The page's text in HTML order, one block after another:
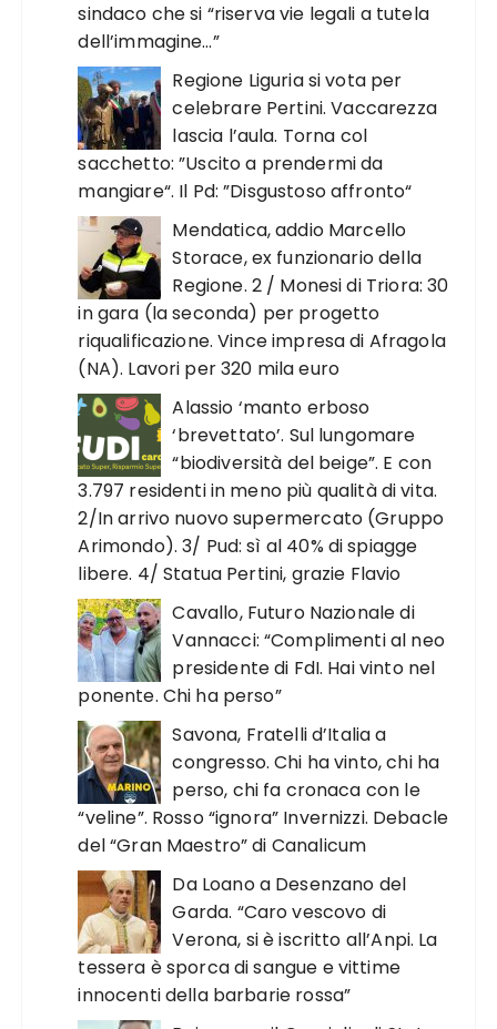
sindaco che si “riserva vie legali a tutela
dell’immagine…”
Regione Liguria si vota per
celebrare Pertini. Vaccarezza
lascia l’aula. Torna col
sacchetto: ”Uscito a prendermi da
mangiare“. Il Pd: ”Disgustoso affronto“
Mendatica, addio Marcello
Storace, ex funzionario della
Regione. 2 / Monesi di Triora: 30
in gara (la seconda) per progetto
riqualificazione. Vince impresa di Afragola
(NA). Lavori per 320 mila euro
Alassio ‘manto erboso
‘brevettato’. Sul lungomare
“biodiversità del beige”. E con
3.797 residenti in meno più qualità di vita.
2/In arrivo nuovo supermercato (Gruppo
Arimondo). 3/ Pud: sì al 40% di spiagge
libere. 4/ Statua Pertini, grazie Flavio
Cavallo, Futuro Nazionale di
Vannacci: “Complimenti al neo
presidente di FdI. Hai vinto nel
ponente. Chi ha perso”
Savona, Fratelli d’Italia a
congresso. Chi ha vinto, chi ha
perso, chi fa cronaca con le
“veline”. Rosso “ignora” Invernizzi. Debacle
del “Gran Maestro” di Canalicum
Da Loano a Desenzano del
Garda. “Caro vescovo di
Verona, si è iscritto all’Anpi. La
tessera è sporca di sangue e vittime
innocenti della barbarie rossa”